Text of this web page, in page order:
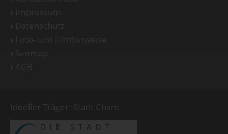
Ideeller Träger: Stadt Cham